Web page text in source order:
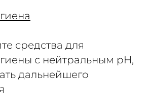
средства для
с нейтральным pH,
дальнейшего